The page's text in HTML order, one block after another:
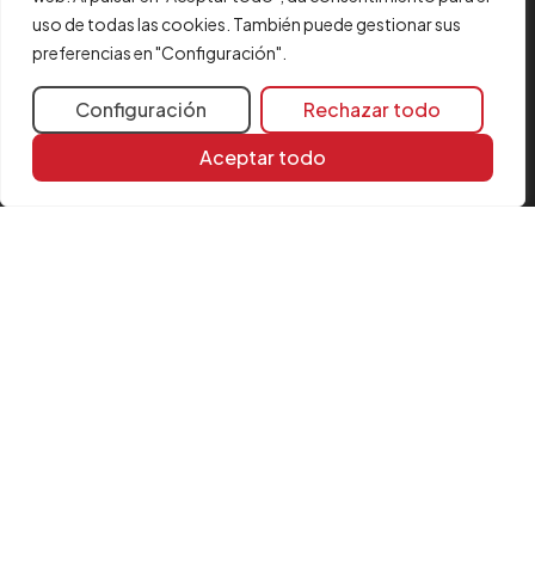
uso de todas las cookies. También puede gestionar sus
preferencias en "Configuración".
Configuración
Rechazar todo
Aceptar todo
Política de cookies
FAQ
Formulario de quejas